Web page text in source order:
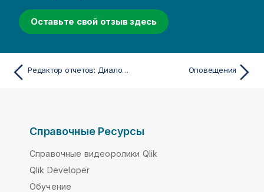
Оставьте свой отзыв здесь
Редактор отчетов: Диалоговое окно «Параметры страницы» Оповещения
Справочные Ресурсы
Справочные видеоролики Qlik
Qlik Developer
Обучение